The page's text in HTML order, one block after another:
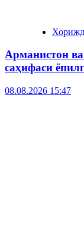
Арманистон
саҳифаси
08.08.2026 15:47